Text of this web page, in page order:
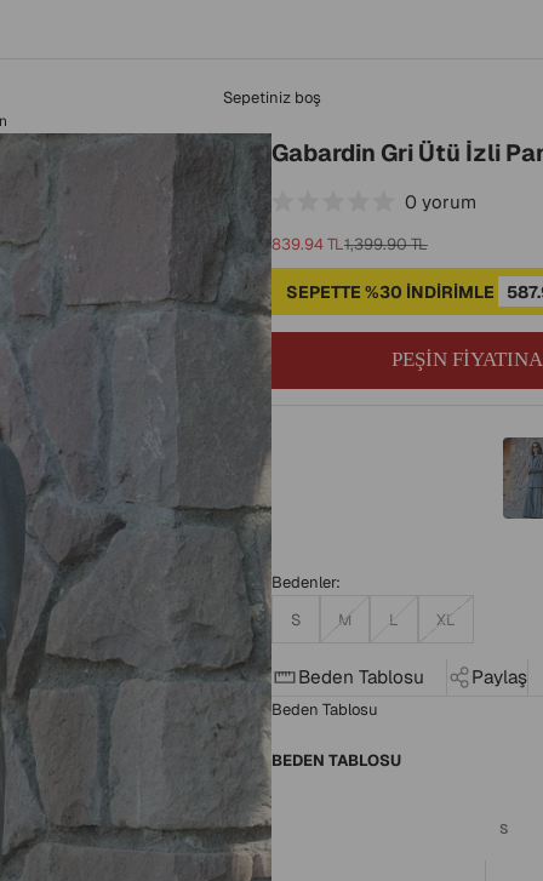
Sepetiniz boş
Gabardin Gri Ütü İzli
0 yorum
İndirimli fiyat
839.94 TLNormal fiyat
1,399.90 TL
SEPETTE %30 İNDİRİMLE
PEŞİN
Bedenler:
S
M L XL
Beden Tablosu Paylaş
Beden Tablosu
BEDEN TABLOSU
S